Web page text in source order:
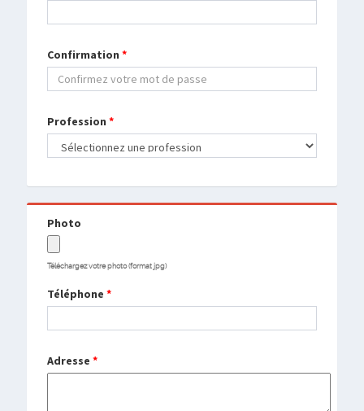
Confirmation *
Profession *
Photo
Téléchargez votre photo (format jpg)
Téléphone *
Adresse *